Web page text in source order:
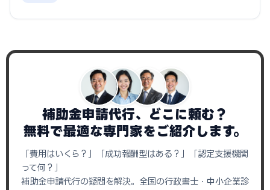
補助金申請代行、どこに頼む？
無料で最適な専門家をご紹介します。
「費用はいくら？」「成功報酬型はある？」「認定支援機関
って何？」
補助金申請代行の疑問を解決。全国の行政書士・中小企業診